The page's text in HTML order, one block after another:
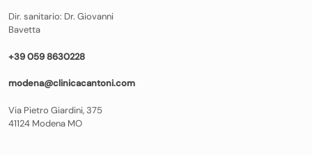
Dir. sanitario: Dr. Giovanni
Bavetta
+39 059 8630228
modena@clinicacantoni.com
Via Pietro Giardini, 375
41124 Modena MO